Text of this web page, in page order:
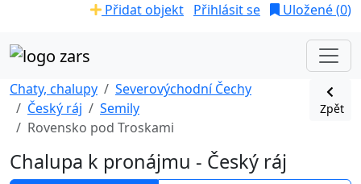
Přidat objekt Přihlásit se Uložené (0)
Chaty, chalupy
Severovýchodní Čechy
Český ráj
Semily
Rovensko pod Troskami
Zpět
Chalupa k pronájmu - Český ráj